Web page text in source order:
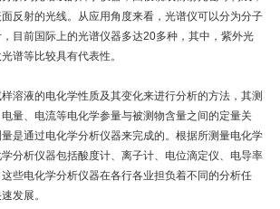
反射的光线。从应用角度来看，光谱仪可以分为分子
目前国际上的光谱仪器多达20多种，其中，紫外光
谱等比较具有代表性。
溶液的电化学性质及其变化来进行分析的方法，其测
量、电流等电化学参量与被测物含量之间的定量关
是通过电化学分析仪器来完成的。根据所测量电化学
分析仪器包括酸度计、离子计、电位滴定仪、电导率
些电化学分析仪器在各行各业担负着不同的分析任
发展。